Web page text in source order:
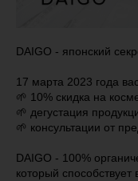
DAIGO - японский
17 марта 2023 года
🌱 10% скидка на
🌱 дегустация
🌱 консультации от
DAIGO - 100%
который